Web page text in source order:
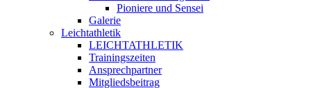
Pioniere und Sensei
Galerie
Leichtathletik
LEICHTATHLETIK
Trainingszeiten
Ansprechpartner
Mitgliedsbeitrag